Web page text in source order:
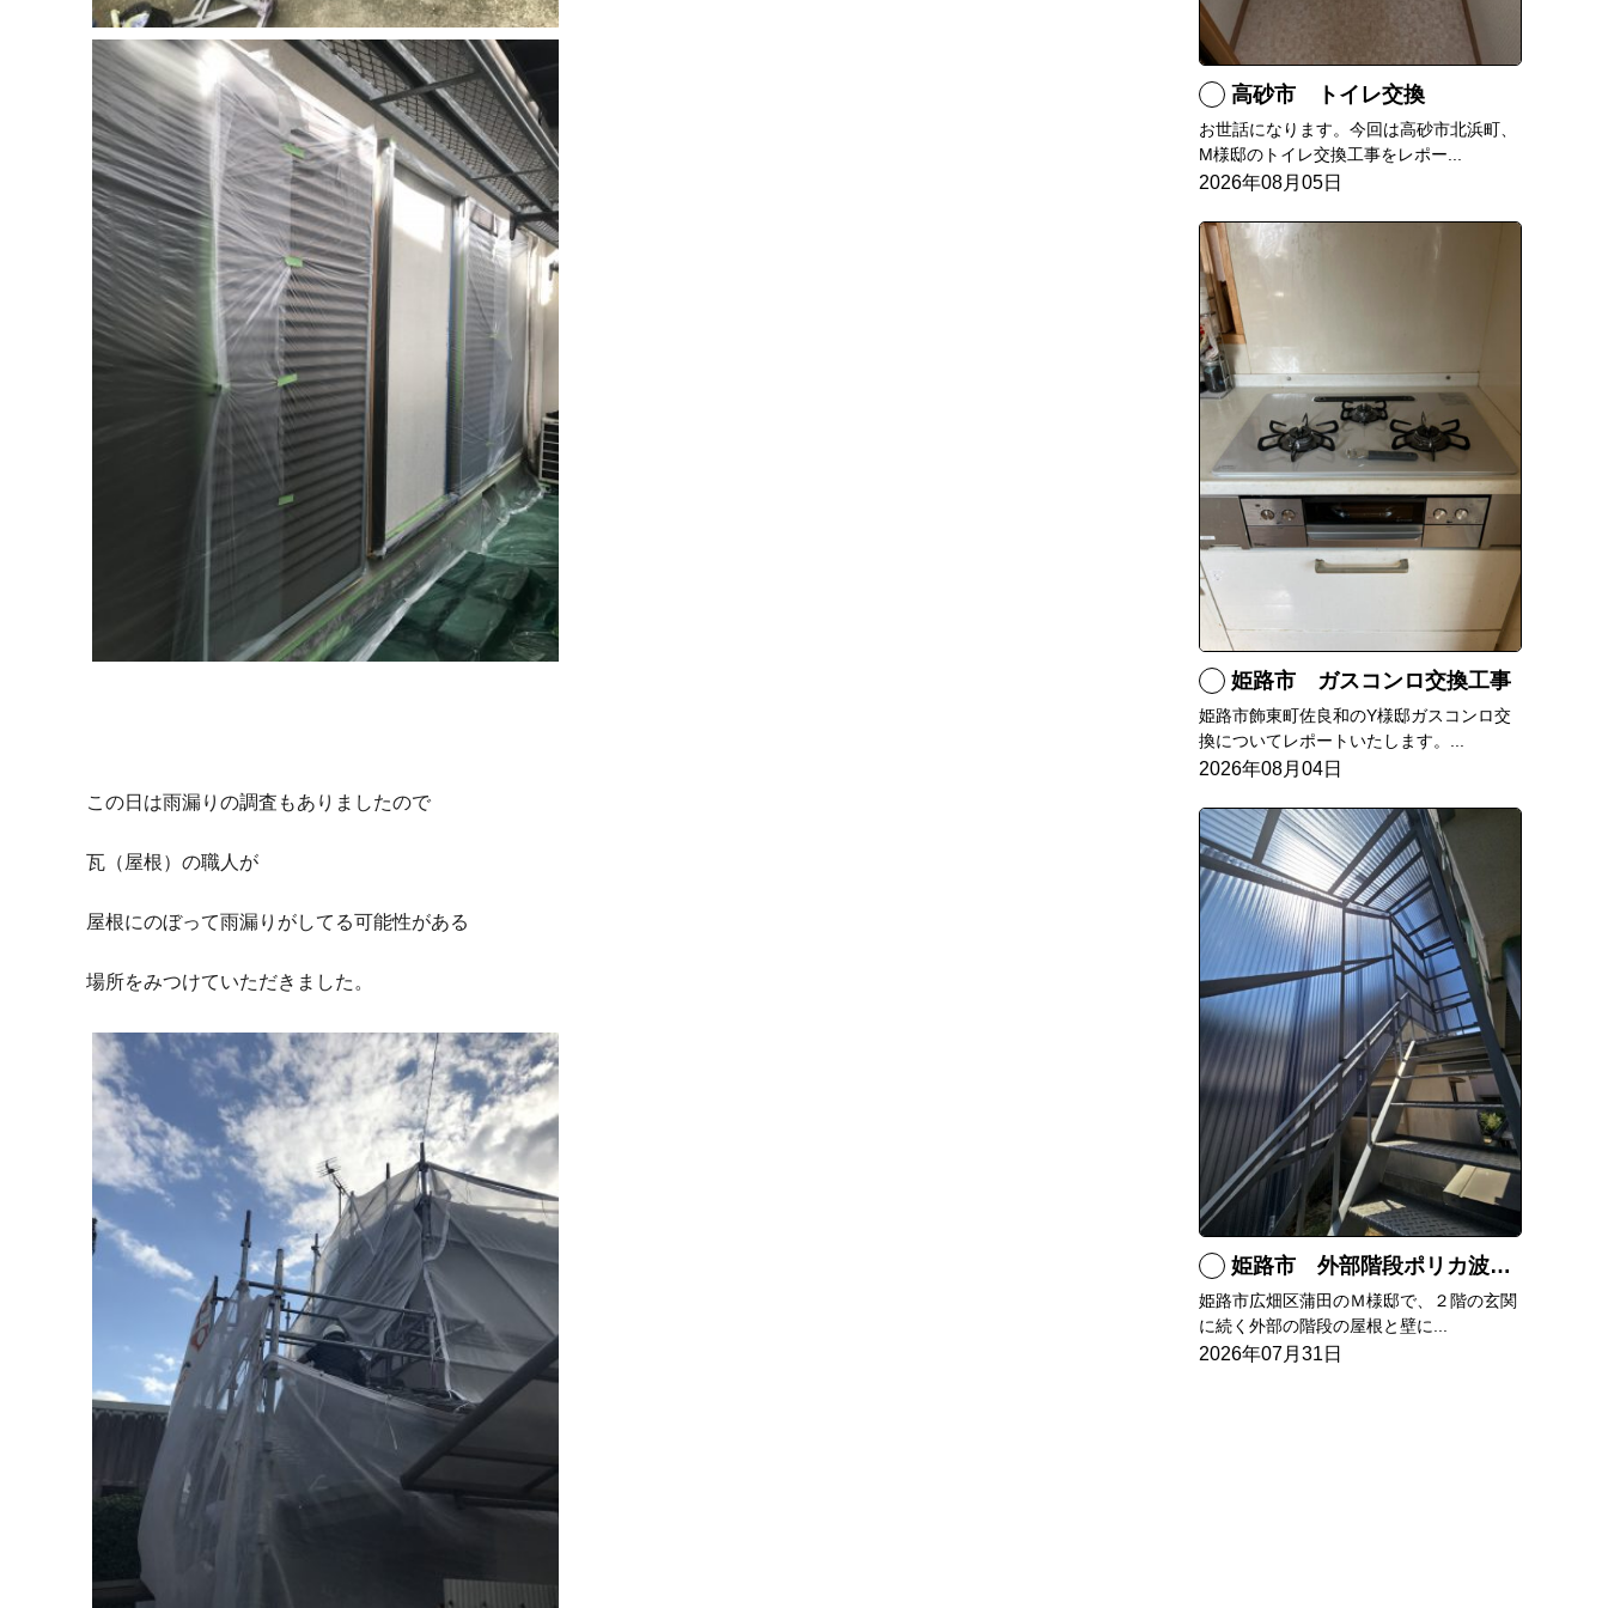
この日は雨漏りの調査もありましたので
瓦（屋根）の職人が
屋根にのぼって雨漏りがしてる可能性がある
場所をみつけていただきました。
高砂市 トイレ交換
お世話になります。今回は高砂市北浜町、
M様邸のトイレ交換工事をレポー...
2026年08月05日
姫路市 ガスコンロ交換工事
姫路市飾東町佐良和のY様邸ガスコンロ交
換についてレポートいたします。...
2026年08月04日
姫路市 外部階段ポリカ波板張替工事
姫路市広畑区蒲田のＭ様邸で、２階の玄関
に続く外部の階段の屋根と壁に...
2026年07月31日